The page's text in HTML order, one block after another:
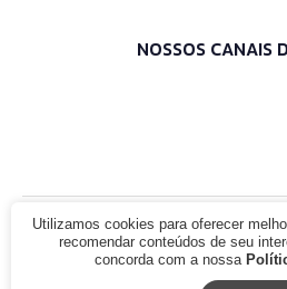
NOSSOS CANAIS
© 2021 - Infinity Bike Shop. CNPJ:
direitos
Utilizamos cookies para oferecer
recomendar conteúdos de seu
concorda com a nossa